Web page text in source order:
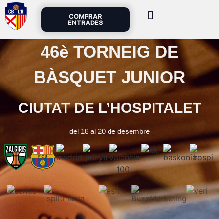
COMPRAR
ENTRADES
46è TORNEIG DE
BÀSQUET JUNIOR
CIUTAT DE L’HOSPITALET
del 18 al 20 de desembre